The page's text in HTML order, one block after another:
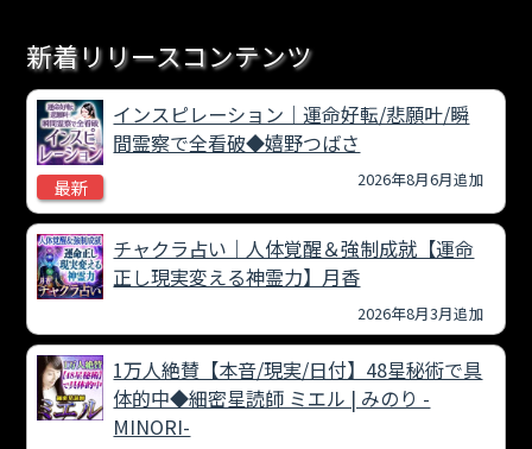
新着リリースコンテンツ
最新
インスピレーション｜運命好転/悲願叶/瞬
間霊察で全看破◆嬉野つばさ
2026年8月6月追加
チャクラ占い｜人体覚醒＆強制成就【運命
正し現実変える神霊力】月香
2026年8月3月追加
1万人絶賛【本音/現実/日付】48星秘術で具
体的中◆細密星読師 ミエル | みのり -
MINORI-